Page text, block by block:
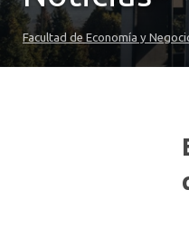
Facultad de Economía y